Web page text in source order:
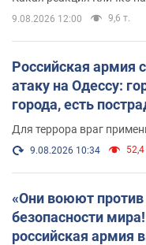
9.08.2026 12:00 9,6 т.
Российская армия
атаку на Одессу:
города, есть
Для террора враг
9.08.2026 10:34 52,4
«Они воюют против
безопасности
российская армия